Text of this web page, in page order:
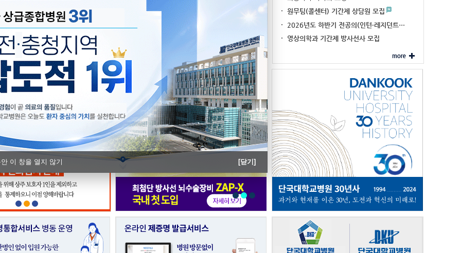
이 창을 열지 않기 [닫기]
원무팀(콜센터) 기간제 상담원 모집
2026년도 하반기 전공의(인턴·레지던트…
영상의학과 기간제 방사선사 모집
단국대병원 충남지역암센터, ‘해외이주민 암관리 네비…
단국대병원, 충남Ⅰ권역 모자의료 진료협력 대표기관 …
충남지역암센터, 지역 실무자 대상 '내시경 세척·…